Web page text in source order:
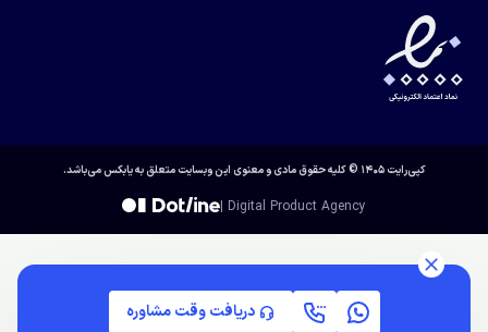
کپی‌رایت ۱۴۰۵ © کلیه حقوق مادی و معنوی این وبسایت متعلق به یابکس می‌باشد.
| Digital Product Agency
دریافت وقت مشاوره